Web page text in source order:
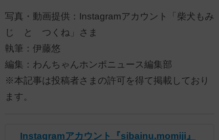
写真・動画提供：Instagramアカウント「柴犬もみ
じ と つくね」さま
執筆：伊藤悠
編集：わんちゃんホンポニュース編集部
※本記事は投稿者さまの許可を得て掲載しており
ます。
Instagramアカウント『sibainu.momiji』